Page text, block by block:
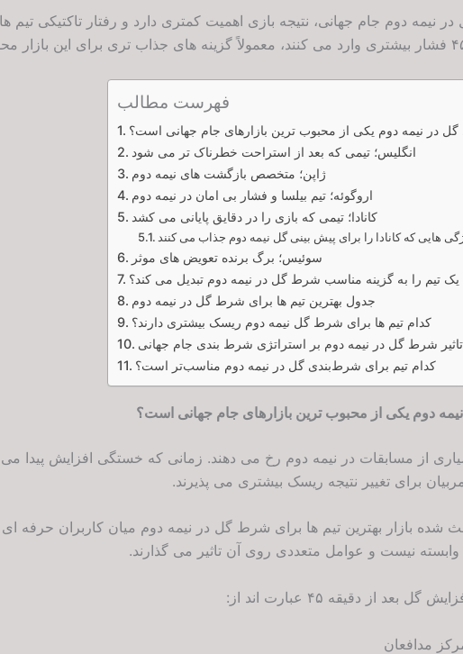
نیمه دوم جام جهانی، نتیجه بازی اهمیت کمتری دارد و رفتار تاکتیکی تیم
فهرست مطالب
در نیمه دوم یکی از محبوب ترین بازارهای جام جهانی است؟
انگلیس؛ تیمی که بعد از استراحت خطرناک تر می شود
ژاپن؛ متخصص بازگشت های نیمه دوم
اروگوئه؛ تیم بیلسا و فشار بی امان در نیمه دوم
کانادا؛ تیمی که بازی را در دقایق پایانی می کشد
سوئیس؛ برگ برنده تعویض های موثر
تیم را به گزینه مناسب شرط گل در نیمه دوم تبدیل می کند؟
جدول بهترین تیم ها برای شرط گل در نیمه دوم
کدام تیم ها برای شرط گل نیمه دوم ریسک بیشتری دارند؟
تاثیر شرط گل در نیمه دوم بر استراتژی شرط بندی جام جهانی
کدام تیم برای شرط‌بندی گل در نیمه دوم مناسب‌تر است؟
دوم یکی از محبوب ترین بازارهای جام جهانی است؟
از مسابقات در نیمه دوم رخ می دهند. زمانی که خستگی افزایش
برای تغییر نتیجه ریسک بیشتری می پذیرند.
بازار بهترین تیم ها برای شرط گل در نیمه دوم میان کاربران حرفه ای
نیست و عوامل متعددی روی آن تاثیر می گذارند.
بعد از دقیقه ۴۵ عبارت اند از:
مدافعان